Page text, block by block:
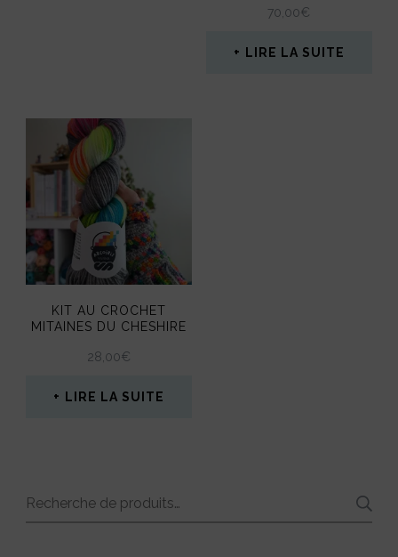
70,00€
LIRE LA SUITE
KIT AU CROCHET
MITAINES DU CHESHIRE
28,00€
LIRE LA SUITE
Recherche